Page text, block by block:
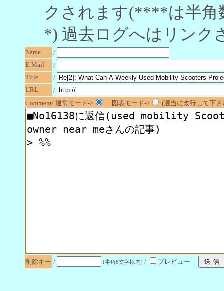
クされます(****は半角
*) 過去ログへはリンク
Name
/
E-Mail
/
Title
/
URL
/
Comment/ 通常モード->
図表モード-> (適当に改行して下
削除キー / (半角8文字以内) / プレビュー